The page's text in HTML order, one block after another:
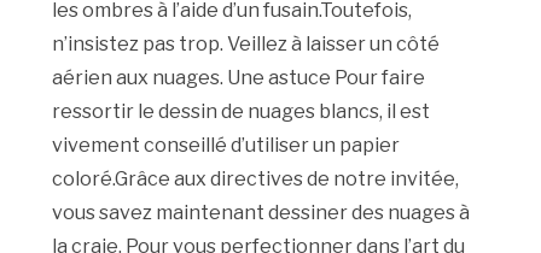
les ombres à l’aide d’un fusain.Toutefois,
n’insistez pas trop. Veillez à laisser un côté
aérien aux nuages. Une astuce Pour faire
ressortir le dessin de nuages blancs, il est
vivement conseillé d’utiliser un papier
coloré.Grâce aux directives de notre invitée,
vous savez maintenant dessiner des nuages à
la craie. Pour vous perfectionner dans l’art du